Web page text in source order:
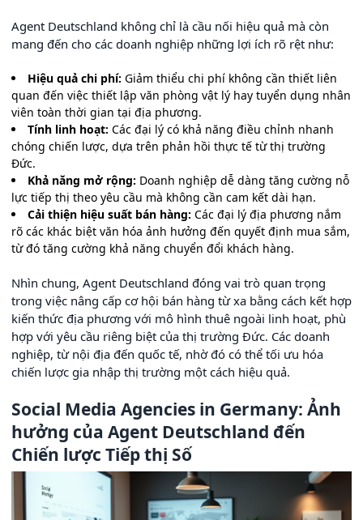
Agent Deutschland không chỉ là cầu nối hiệu quả mà còn
mang đến cho các doanh nghiệp những lợi ích rõ rệt như:
Hiệu quả chi phí: Giảm thiểu chi phí không cần thiết liên
quan đến việc thiết lập văn phòng vật lý hay tuyển dụng nhân
viên toàn thời gian tại địa phương.
Tính linh hoạt: Các đại lý có khả năng điều chỉnh nhanh
chóng chiến lược, dựa trên phản hồi thực tế từ thị trường
Đức.
Khả năng mở rộng: Doanh nghiệp dễ dàng tăng cường nỗ
lực tiếp thị theo yêu cầu mà không cần cam kết dài hạn.
Cải thiện hiệu suất bán hàng: Các đại lý địa phương nắm
rõ các khác biệt văn hóa ảnh hưởng đến quyết định mua sắm,
từ đó tăng cường khả năng chuyển đổi khách hàng.
Nhìn chung, Agent Deutschland đóng vai trò quan trọng
trong việc nâng cấp cơ hội bán hàng từ xa bằng cách kết hợp
kiến thức địa phương với mô hình thuê ngoài linh hoạt, phù
hợp với yêu cầu riêng biệt của thị trường Đức. Các doanh
nghiệp, từ nội địa đến quốc tế, nhờ đó có thể tối ưu hóa
chiến lược gia nhập thị trường một cách hiệu quả.
Social Media Agencies in Germany: Ảnh
hưởng của Agent Deutschland đến
Chiến lược Tiếp thị Số